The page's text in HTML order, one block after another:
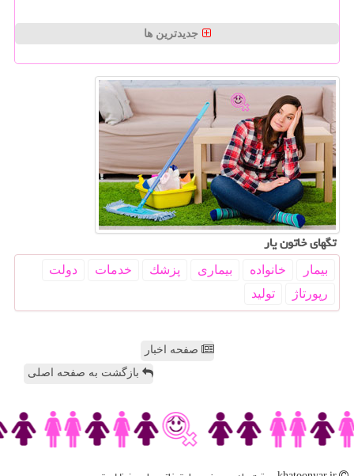
جدیدترین ها
تگهای خاتون یار
بیمار خانواده بیماری پزشك خدمات
دولت
رپورتاژ
تولید
صفحه اخبار
بازگشت به صفحه اصلی